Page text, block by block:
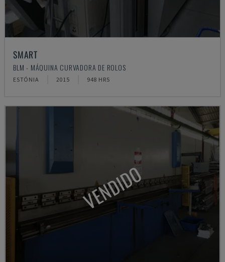
SMART
BLM - MÁQUINA CURVADORA DE ROLOS
ESTÓNIA 2015 948 HRS
VENDIDO